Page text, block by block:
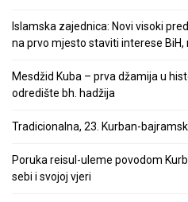
Islamska zajednica: Novi visoki
na prvo mjesto staviti interese BiH,
Mesdžid Kuba – prva džamija u
odredište bh. hadžija
Tradicionalna, 23. Kurban-
Poruka reisul-uleme povodom
sebi i svojoj vjeri